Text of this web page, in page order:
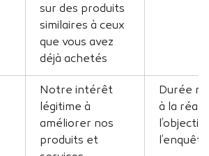
sur des produits
similaires à ceux
que vous avez
déjà achetés
Notre intérêt
légitime à
améliorer nos
produits et
Durée
à la
l’objectif
l’enquête